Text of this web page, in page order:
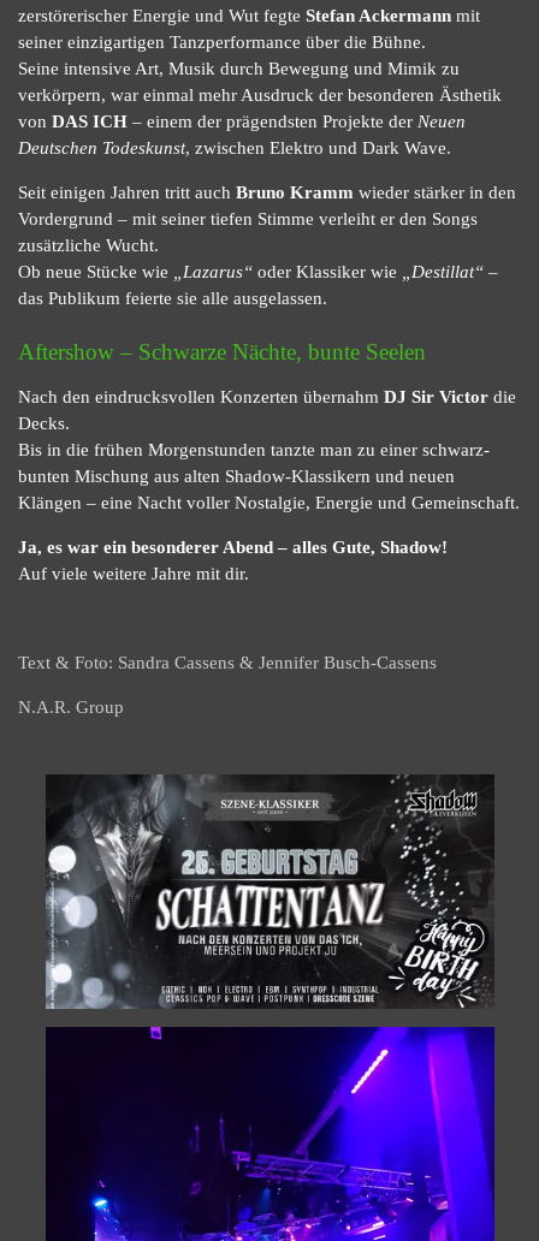
zerstörerischer Energie und Wut fegte Stefan Ackermann mit
seiner einzigartigen Tanzperformance über die Bühne.
Seine intensive Art, Musik durch Bewegung und Mimik zu
verkörpern, war einmal mehr Ausdruck der besonderen Ästhetik
von DAS ICH – einem der prägendsten Projekte der Neuen
Deutschen Todeskunst, zwischen Elektro und Dark Wave.
Seit einigen Jahren tritt auch Bruno Kramm wieder stärker in den
Vordergrund – mit seiner tiefen Stimme verleiht er den Songs
zusätzliche Wucht.
Ob neue Stücke wie
„Lazarus“ oder Klassiker wie „Destillat“ –
das Publikum feierte sie alle ausgelassen.
Aftershow – Schwarze Nächte, bunte Seelen
Nach den eindrucksvollen Konzerten übernahm DJ Sir Victor die
Decks.
Bis in die frühen Morgenstunden tanzte man zu einer schwarz-
bunten Mischung aus alten Shadow-Klassikern und neuen
Klängen – eine Nacht voller Nostalgie, Energie und Gemeinschaft.
Ja, es war ein besonderer Abend – alles Gute, Shadow!
Auf viele weitere Jahre mit dir.
Text & Foto: Sandra Cassens & Jennifer Busch-Cassens
N.A.R. Group